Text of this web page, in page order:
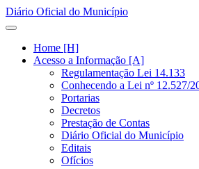
Diário Oficial do Município
Home [H]
Acesso a Informação [A]
Regulamentação Lei 14.133
Conhecendo a Lei nº 12.527/
Portarias
Decretos
Prestação de Contas
Diário Oficial do Município
Editais
Ofícios